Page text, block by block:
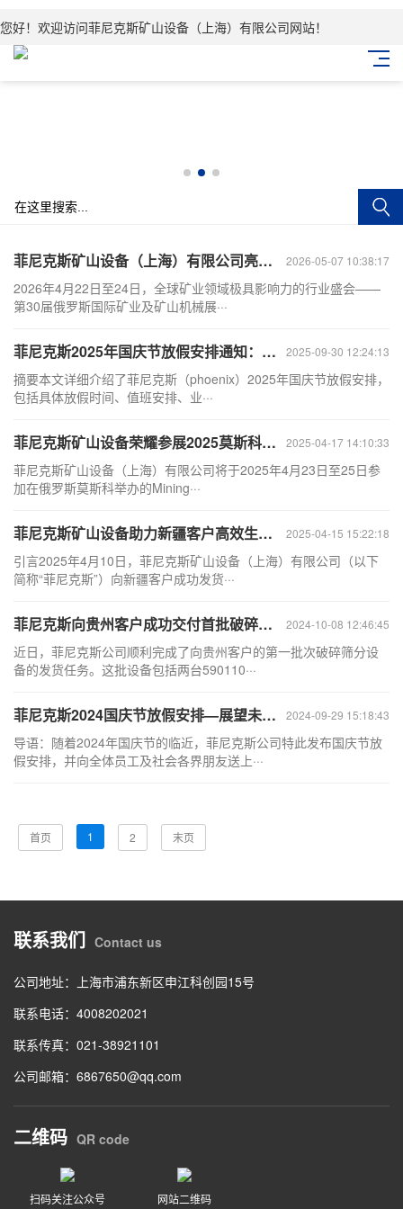
您好！欢迎访问菲尼克斯矿山设备（上海）有限公司网站！
2026-05-07 10:38:17
菲尼克斯矿山设备（上海）有限公司亮相2026第30届俄罗斯国际矿业展-硬核产品力深耕欧亚矿业市场
2026年4月22日至24日，全球矿业领域极具影响力的行业盛会——
第30届俄罗斯国际矿业及矿山机械展···
2025-09-30 12:24:13
菲尼克斯2025年国庆节放假安排通知：企业运营调整与员工福利指南
摘要本文详细介绍了菲尼克斯（phoenix）2025年国庆节放假安排，
包括具体放假时间、值班安排、业···
2025-04-17 14:10:33
菲尼克斯矿山设备荣耀参展2025莫斯科国际矿业机械展览会，携手共创未来
菲尼克斯矿山设备（上海）有限公司将于2025年4月23日至25日参
加在俄罗斯莫斯科举办的Mining···
2025-04-15 15:22:18
菲尼克斯矿山设备助力新疆客户高效生产—喂料机、颚式破碎机等设备成功发货
引言2025年4月10日，菲尼克斯矿山设备（上海）有限公司（以下
简称“菲尼克斯”）向新疆客户成功发货···
2024-10-08 12:46:45
菲尼克斯向贵州客户成功交付首批破碎筛分设备
近日，菲尼克斯公司顺利完成了向贵州客户的第一批次破碎筛分设
备的发货任务。这批设备包括两台590110···
2024-09-29 15:18:43
菲尼克斯2024国庆节放假安排—展望未来，共筑辉煌！
导语：随着2024年国庆节的临近，菲尼克斯公司特此发布国庆节放
假安排，并向全体员工及社会各界朋友送上···
首页 1 2 末页
联系我们 Contact us
公司地址：上海市浦东新区申江科创园15号
联系电话：4008202021
联系传真：021-38921101
公司邮箱：6867650@qq.com
二维码 QR code
扫码关注公众号 网站二维码